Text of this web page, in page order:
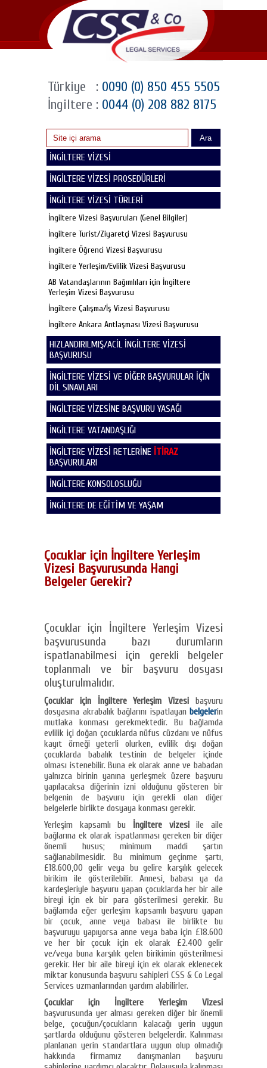
Türkiye : 0090 (0) 850 455 5505
İngiltere : 0044 (0) 208 882 8175
Ara
İNGİLTERE VİZESİ
İNGİLTERE VİZESİ PROSEDÜRLERİ
İNGİLTERE VİZESİ TÜRLERİ
İngiltere Vizesi Başvuruları (Genel Bilgiler)
İngiltere Turist/Ziyaretçi Vizesi Başvurusu
İngiltere Öğrenci Vizesi Başvurusu
İngiltere Yerleşim/Evlilik Vizesi Başvurusu
AB Vatandaşlarının Bağımlıları için İngiltere
Yerleşim Vizesi Başvurusu
İngiltere Çalışma/İş Vizesi Başvurusu
İngiltere Ankara Antlaşması Vizesi Başvurusu
HIZLANDIRILMIŞ/ACİL İNGİLTERE VİZESİ
BAŞVURUSU
İNGİLTERE VİZESİ VE DİĞER BAŞVURULAR İÇİN
DİL SINAVLARI
İNGİLTERE VİZESİNE BAŞVURU YASAĞI
İNGİLTERE VATANDAŞLIĞI
İNGİLTERE VİZESİ RETLERİNE İTİRAZ
BAŞVURULARI
İNGİLTERE KONSOLOSLUĞU
İNGİLTERE DE EĞİTİM VE YAŞAM
Çocuklar için İngiltere Yerleşim
Vizesi Başvurusunda Hangi
Belgeler Gerekir?
Çocuklar için İngiltere Yerleşim Vizesi
başvurusunda bazı durumların
ispatlanabilmesi için gerekli belgeler
toplanmalı ve bir başvuru dosyası
oluşturulmalıdır.
Çocuklar için İngiltere Yerleşim Vizesi başvuru
dosyasına akrabalık bağlarını ispatlayan belgelerin
mutlaka konması gerekmektedir. Bu bağlamda
evlilik içi doğan çocuklarda nüfus cüzdanı ve nüfus
kayıt örneği yeterli olurken, evlilik dışı doğan
çocuklarda babalık testinin de belgeler içinde
olması istenebilir. Buna ek olarak anne ve babadan
yalnızca birinin yanına yerleşmek üzere başvuru
yapılacaksa diğerinin izni olduğunu gösteren bir
belgenin de başvuru için gerekli olan diğer
belgelerle birlikte dosyaya konması gerekir.
Yerleşim kapsamlı bu
İngiltere vizesiile aile
bağlarına ek olarak ispatlanması gereken bir diğer
önemli husus; minimum maddi şartın
sağlanabilmesidir. Bu minimum geçinme şartı,
£18.600,00 gelir veya bu gelire karşılık gelecek
birikim ile gösterilebilir. Annesi, babası ya da
kardeşleriyle başvuru yapan çocuklarda her bir aile
bireyi için ek bir para gösterilmesi gerekir. Bu
bağlamda eğer yerleşim kapsamlı başvuru yapan
bir çocuk, anne veya babası ile birlikte bu
başvuruyu yapıyorsa anne veya baba için £18.600
ve her bir çocuk için ek olarak £2.400 gelir
ve/veya buna karşılık gelen birikimin gösterilmesi
gerekir. Her bir aile bireyi için ek olarak eklenecek
miktar konusunda başvuru sahipleri CSS & Co Legal
Services uzmanlarından yardım alabilirler.
Çocuklar için İngiltere Yerleşim Vizesi
başvurusunda yer alması gereken diğer bir önemli
belge, çocuğun/çocukların kalacağı yerin uygun
şartlarda olduğunu gösteren belgelerdir. Kalınması
planlanan yerin standartlara uygun olup olmadığı
hakkında firmamız danışmanları başvuru